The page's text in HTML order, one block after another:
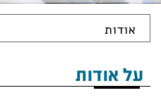
על אודות